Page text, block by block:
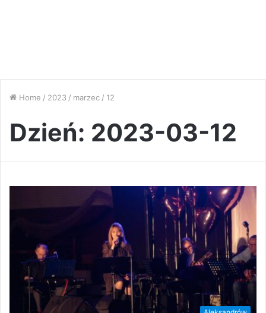
Home / 2023 / marzec / 12
Dzień: 2023-03-12